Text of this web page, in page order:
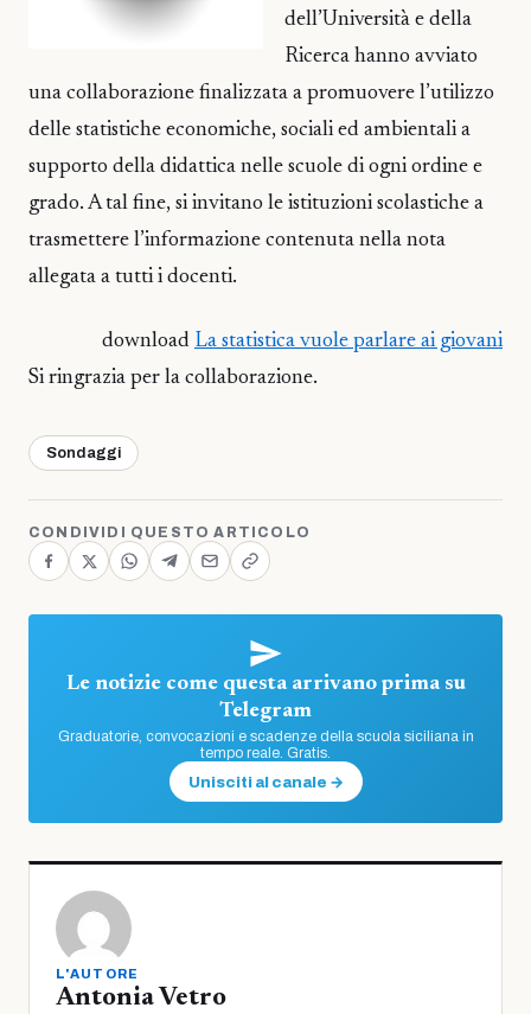
dell’Università e della
Ricerca hanno avviato
una collaborazione finalizzata a promuovere l’utilizzo
delle statistiche economiche, sociali ed ambientali a
supporto della didattica nelle scuole di ogni ordine e
grado. A tal fine, si invitano le istituzioni scolastiche a
trasmettere l’informazione contenuta nella nota
allegata a tutti i docenti.
download La statistica vuole parlare ai giovani
Si ringrazia per la collaborazione.
Sondaggi
CONDIVIDI QUESTO ARTICOLO
Le notizie come questa arrivano prima su
Telegram
Graduatorie, convocazioni e scadenze della scuola siciliana in
tempo reale. Gratis.
Unisciti al canale →
L'AUTORE
Antonia Vetro